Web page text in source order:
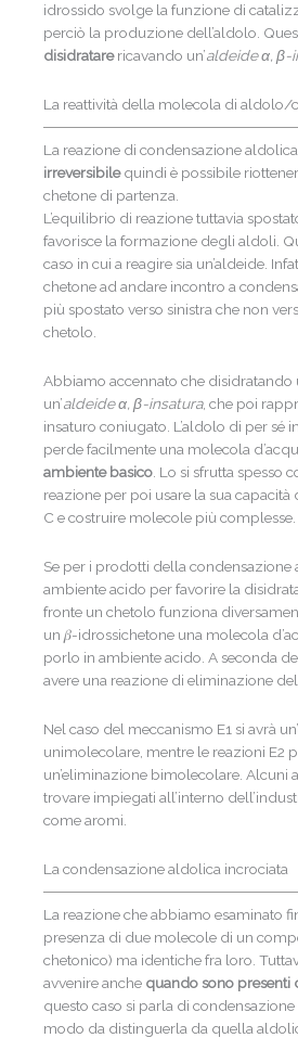
idrossido svolge la funzione di
perciò la produzione dell’aldolo.
disidratarericavando un’aldeide α, β-
La reattività della molecola di aldolo/
La reazione di condensazione aldolica
irreversibilequindi è possibile
chetone di partenza.
L’equilibrio di reazione tuttavia
favorisce la formazione degli aldoli.
caso in cui a reagire sia un’aldeide.
chetone ad andare incontro a
più spostato verso sinistra che non
chetolo.
Abbiamo accennato che disidratando
un’aldeide α, β-insatura, che poi
insaturo coniugato. L’aldolo di per sé
perde facilmente una molecola
ambiente basico . Lo si sfrutta spesso
reazione per poi usare la sua
C e costruire molecole più complesse.
Se per i prodotti della condensazione
ambiente acido per favorire la
fronte un chetolo funziona
un 𝛽-idrossichetone una molecola
porlo in ambiente acido. A seconda
avere una reazione di eliminazione
Nel caso del meccanismo E1 si avrà
unimolecolare, mentre le reazioni E2
un’eliminazione bimolecolare. Alcuni
trovare impiegati all’interno
come aromi.
La condensazione aldolica incrociata
La reazione che abbiamo esaminato
presenza di due molecole di un
chetonico) ma identiche fra loro.
avvenire anche quando sono presenti
questo caso si parla di
modo da distinguerla da quella